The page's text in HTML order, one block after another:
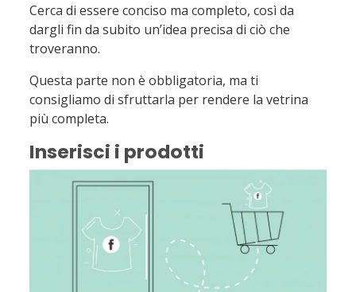
Cerca di essere conciso ma completo, così da
dargli fin da subito un’idea precisa di ciò che
troveranno.
Questa parte non è obbligatoria, ma ti
consigliamo di sfruttarla per rendere la vetrina
più completa.
Inserisci i prodotti